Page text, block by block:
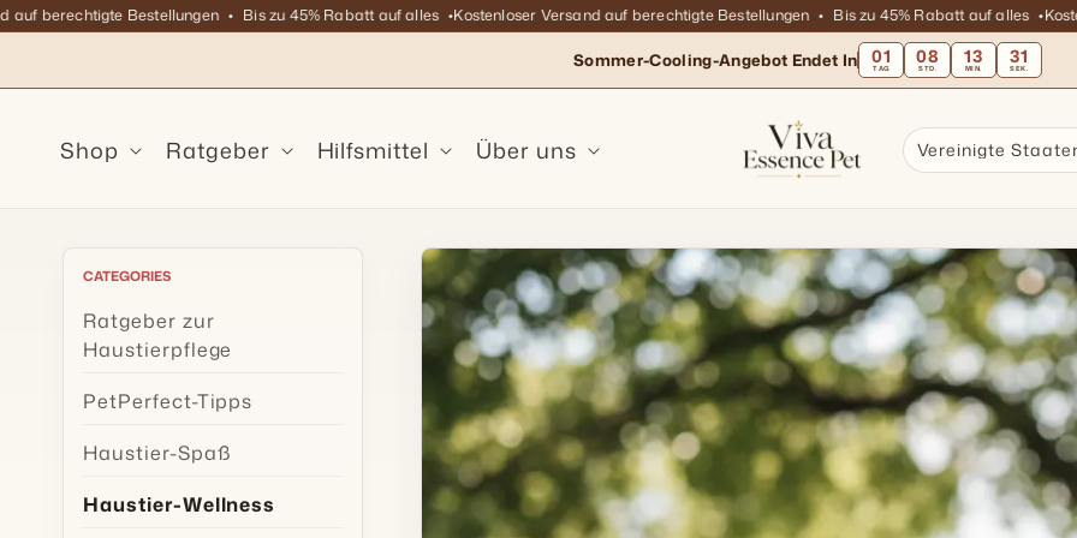
zum
berechtigte Bestellungen Bis zu 45% Rabatt auf alles Kostenloser Versand auf berechtigte Bestellungen Bis zu 45% Rabatt auf alles
Sommer-Cooling-Angebot Endet In 01
TAG 08
STD. 13
MIN. 30
SEK.
Shop Ratgeber Hilfsmittel Über uns Vereinigte
CATEGORIES
Ratgeber zur
Haustierpflege
PetPerfect-Tipps
Haustier-Spaß
Haustier-Wellness